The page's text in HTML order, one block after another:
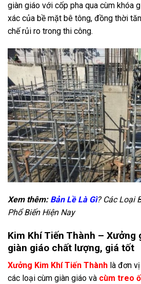
giàn giáo với cốp pha qua cùm khóa
xác của bề mặt bê tông, đồng thời
chế rủi ro trong thi công.
Xem thêm: Bản Lề Là Gì? Các Loại
Phổ Biến Hiện Nay
Kim Khí Tiến Thành – Xưởng
giàn giáo chất lượng, giá tốt
Xưởng Kim Khí Tiến Thành là đơn
các loại cùm giàn giáo và cùm treo